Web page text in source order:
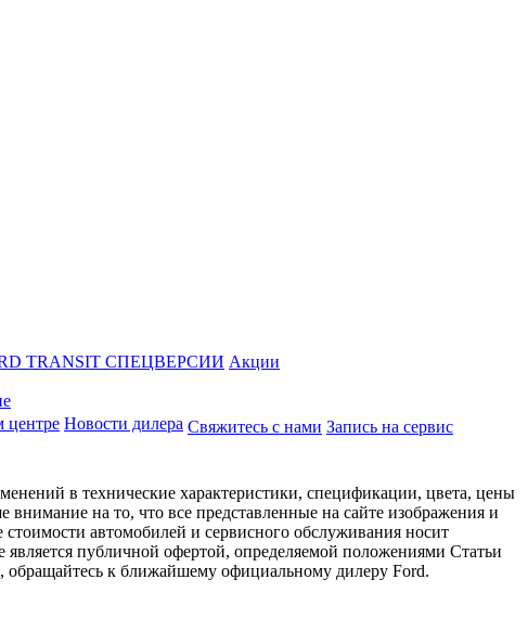
TRANSIT СПЕЦВЕРСИИ Акции
центре Новости дилера Свяжитесь с нами Запись на сервис
в технические характеристики, спецификации, цвета, цены
на то, что все представленные на сайте изображения и
автомобилей и сервисного обслуживания носит
публичной офертой, определяемой положениями Статьи
обращайтесь к ближайшему официальному дилеру Ford.